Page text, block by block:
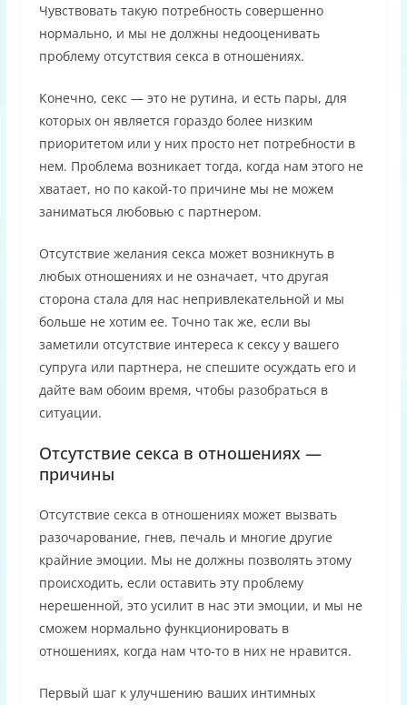
Чувствовать такую потребность совершенно
нормально, и мы не должны недооценивать
проблему отсутствия секса в отношениях.
Конечно, секс — это не рутина, и есть пары, для
которых он является гораздо более низким
приоритетом или у них просто нет потребности в
нем. Проблема возникает тогда, когда нам этого не
хватает, но по какой-то причине мы не можем
заниматься любовью с партнером.
Отсутствие желания секса может возникнуть в
любых отношениях и не означает, что другая
сторона стала для нас непривлекательной и мы
больше не хотим ее. Точно так же, если вы
заметили отсутствие интереса к сексу у вашего
супруга или партнера, не спешите осуждать его и
дайте вам обоим время, чтобы разобраться в
ситуации.
Отсутствие секса в отношениях —
причины
Отсутствие секса в отношениях может вызвать
разочарование, гнев, печаль и многие другие
крайние эмоции. Мы не должны позволять этому
происходить, если оставить эту проблему
нерешенной, это усилит в нас эти эмоции, и мы не
сможем нормально функционировать в
отношениях, когда нам что-то в них не нравится.
Первый шаг к улучшению ваших интимных